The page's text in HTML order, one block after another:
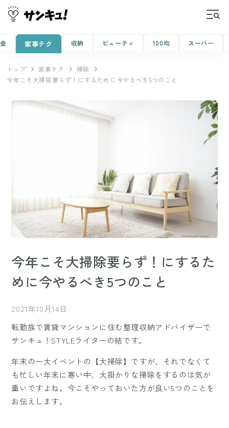
家事テク 収納 ビューティ 100均 スーパー
トップ 家事テク
掃除
今年こそ大掃除要らず！にするために今やるべき5つのこと
今年こそ大掃除要らず！にするた
めに今やるべき5つのこと
2021年10月14日
転勤族で賃貸マンションに住む整理収納アドバイザーで
サンキュ！STYLEライターの結です。
年末の一大イベントの【大掃除】ですが、それでなくて
も忙しい年末に寒い中、大掛かりな掃除をするのは気が
重いですよね。今こそやっておいた方が良い5つのことを
お伝えします。